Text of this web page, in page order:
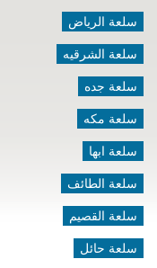
سلعة الرياض
سلعة الشرقيه
سلعة جده
سلعة مكه
سلعة ابها
سلعة الطائف
سلعة القصيم
سلعة حائل